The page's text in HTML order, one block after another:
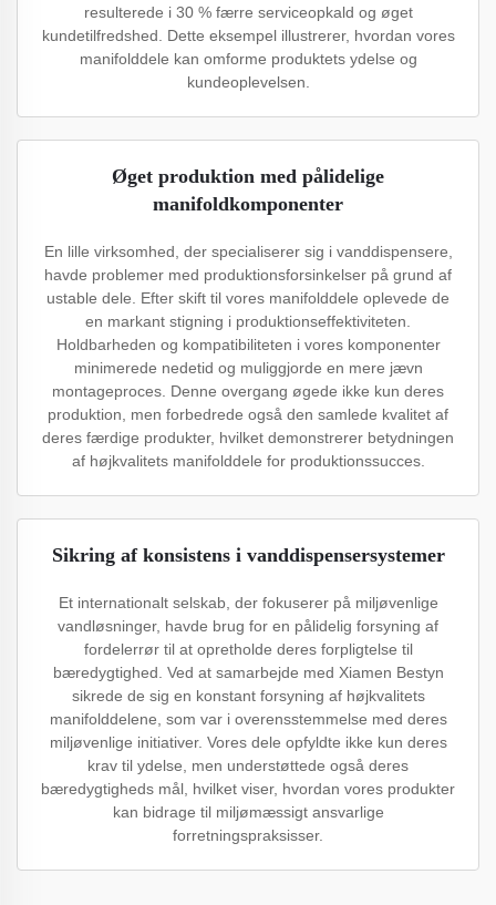
resulterede i 30 % færre serviceopkald og øget
kundetilfredshed. Dette eksempel illustrerer, hvordan vores
manifolddele kan omforme produktets ydelse og
kundeoplevelsen.
Øget produktion med pålidelige
manifoldkomponenter
En lille virksomhed, der specialiserer sig i vanddispensere,
havde problemer med produktionsforsinkelser på grund af
ustable dele. Efter skift til vores manifolddele oplevede de
en markant stigning i produktionseffektiviteten.
Holdbarheden og kompatibiliteten i vores komponenter
minimerede nedetid og muliggjorde en mere jævn
montageproces. Denne overgang øgede ikke kun deres
produktion, men forbedrede også den samlede kvalitet af
deres færdige produkter, hvilket demonstrerer betydningen
af højkvalitets manifolddele for produktionssucces.
Sikring af konsistens i vanddispensersystemer
Et internationalt selskab, der fokuserer på miljøvenlige
vandløsninger, havde brug for en pålidelig forsyning af
fordelerrør til at opretholde deres forpligtelse til
bæredygtighed. Ved at samarbejde med Xiamen Bestyn
sikrede de sig en konstant forsyning af højkvalitets
manifolddelene, som var i overensstemmelse med deres
miljøvenlige initiativer. Vores dele opfyldte ikke kun deres
krav til ydelse, men understøttede også deres
bæredygtigheds mål, hvilket viser, hvordan vores produkter
kan bidrage til miljømæssigt ansvarlige
forretningspraksisser.